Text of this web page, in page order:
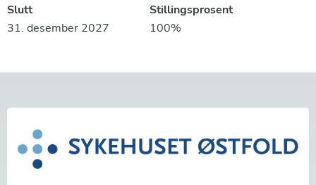
Slutt
31. desember 2027
Stillingsprosent
100%